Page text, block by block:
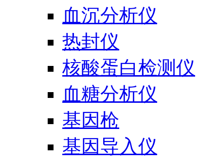
血沉分析仪
热封仪
核酸蛋白检测仪
血糖分析仪
基因枪
基因导入仪